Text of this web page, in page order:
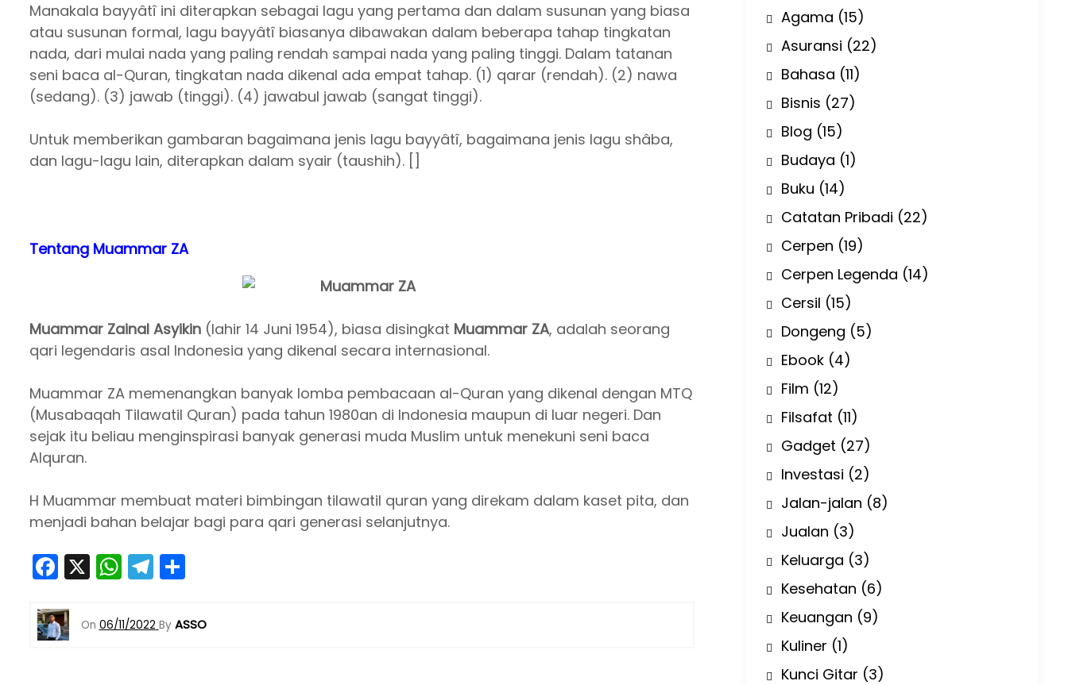
Manakala bayyâtî ini diterapkan sebagai lagu yang pertama dan dalam susunan yang biasa
atau susunan formal, lagu bayyâtî biasanya dibawakan dalam beberapa tahap tingkatan
nada, dari mulai nada yang paling rendah sampai nada yang paling tinggi. Dalam tatanan
seni baca al-Quran, tingkatan nada dikenal ada empat tahap. (1) qarar (rendah). (2) nawa
(sedang). (3) jawab (tinggi). (4) jawabul jawab (sangat tinggi).
Untuk memberikan gambaran bagaimana jenis lagu bayyâtî, bagaimana jenis lagu shâba,
dan lagu-lagu lain, diterapkan dalam syair (taushih). []
Tentang Muammar ZA
Muammar Zainal Asyikin (lahir 14 Juni 1954), biasa disingkat Muammar ZA, adalah seorang
qari legendaris asal Indonesia yang dikenal secara internasional.
Muammar ZA memenangkan banyak lomba pembacaan al-Quran yang dikenal dengan MTQ
(Musabaqah Tilawatil Quran) pada tahun 1980an di Indonesia maupun di luar negeri. Dan
sejak itu beliau menginspirasi banyak generasi muda Muslim untuk menekuni seni baca
Alquran.
H Muammar membuat materi bimbingan tilawatil quran yang direkam dalam kaset pita, dan
menjadi bahan belajar bagi para qari generasi selanjutnya.
F
a
c
e
X W
h
a
ts
T
el
e
gr
ar
On 06/11/2022 By ASSO
Agama (15)
Asuransi (22)
Bahasa (11)
Bisnis (27)
Blog (15)
Budaya (1)
Buku (14)
Catatan Pribadi (22)
Cerpen (19)
Cerpen Legenda (14)
Cersil (15)
Dongeng (5)
Ebook (4)
Film (12)
Filsafat (11)
Gadget (27)
Investasi (2)
Jalan-jalan (8)
Jualan (3)
Keluarga (3)
Kesehatan (6)
Keuangan (9)
Kuliner (1)
Kunci Gitar (3)